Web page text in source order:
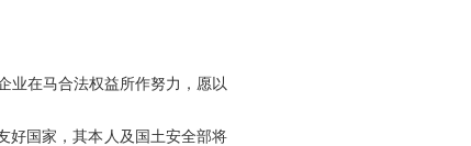
在马合法权益所作努力，愿以
国家，其本人及国土安全部将